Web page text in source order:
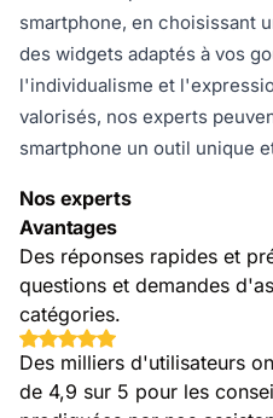
smartphone, en choisissant
des widgets adaptés à vos
l'individualisme et
valorisés, nos experts
smartphone un outil unique
Nos experts
Avantages
Des réponses rapides et
questions et demandes
catégories.
Des milliers d'utilisateurs
de 4,9 sur 5 pour les